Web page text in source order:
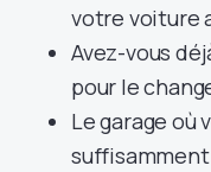
votre voiture
Avez-vous
pour le
Le garage où